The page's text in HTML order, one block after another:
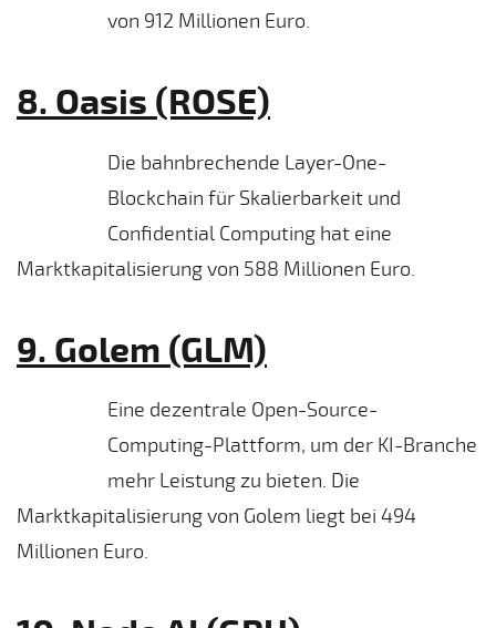
von 912 Millionen Euro.
8. Oasis (ROSE)
Die bahnbrechende Layer-One-
Blockchain für Skalierbarkeit und
Confidential Computing hat eine
Marktkapitalisierung von 588 Millionen Euro.
9. Golem (GLM)
Eine dezentrale Open-Source-
Computing-Plattform, um der KI-Branche
mehr Leistung zu bieten. Die
Marktkapitalisierung von Golem liegt bei 494
Millionen Euro.